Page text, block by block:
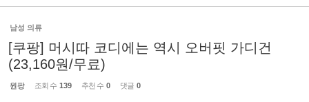
남성 의류
[쿠팡] 머시따 코디에는 역시 오버핏 가디건
(23,160원/무료)
원팡 조회 수 139 추천 수 0 댓글 0